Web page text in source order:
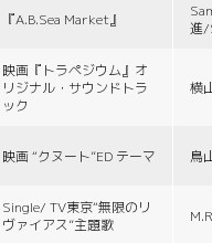
『A.B.Sea Market』
進/
映画『トラペジウム』オ
リジナル・サウンドトラ
ック
横
映画 “クヌート”ED テーマ 鳥
Single/ TV東京“無限のリ
ヴァイアス”主題歌